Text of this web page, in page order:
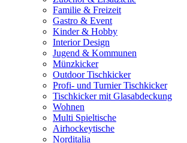
Familie & Freizeit
Gastro & Event
Kinder & Hobby
Interior Design
Jugend & Kommunen
Münzkicker
Outdoor Tischkicker
Profi- und Turnier Tischkicker
Tischkicker mit Glasabdeckung
Wohnen
Multi Spieltische
Airhockeytische
Norditalia